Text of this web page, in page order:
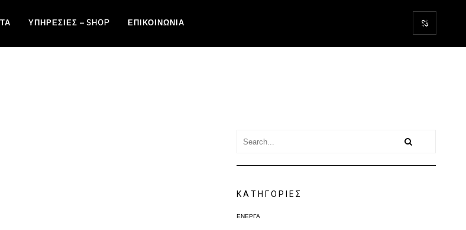
ΥΠΗΡΕΣΊΕΣ – SHOP ΕΠΙΚΟΙΝΩΝΊΑ
KΑΤΗΓΟΡΊΕΣ
ΕΝΕΡΓΆ